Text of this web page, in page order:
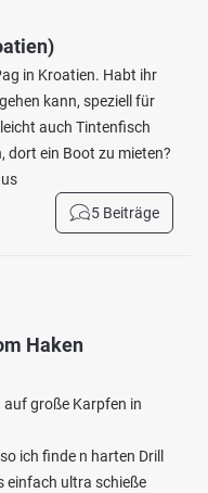
in Kroatien. Habt ihr
kann, speziell für
auch Tintenfisch
dort ein Boot zu mieten?
5 Beiträge
Haken
auf große Karpfen in
ich finde n harten Drill
einfach ultra schieße